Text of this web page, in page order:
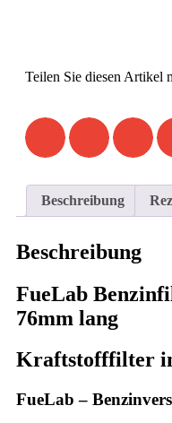
Teilen Sie diesen Artikel
Beschreibung
Beschreibung
FueLab
76mm lang
Kraftstofffilter
FueLab –